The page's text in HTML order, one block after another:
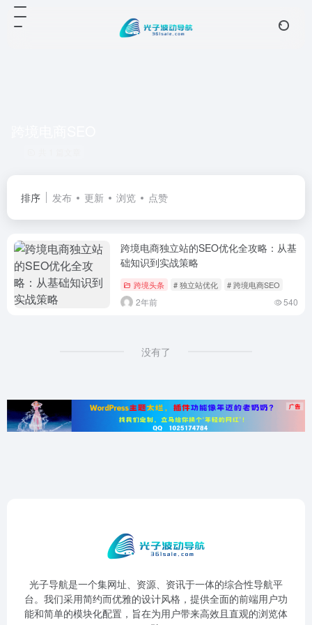
排序 发布 更新 浏览 点赞
跨境电商独立站的SEO优化全攻略：从基
础知识到实战策略
跨境头条 # 独立站优化 # 跨境电商SEO
2年前 540
没有了
光子导航是一个集网址、资源、资讯于一体的综合性导航平
台。我们采用简约而优雅的设计风格，提供全面的前端用户功
能和简单的模块化配置，旨在为用户带来高效且直观的浏览体